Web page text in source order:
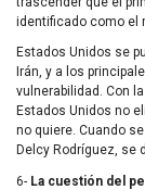
identificado como el
Estados Unidos se
Irán, y a los
vulnerabilidad. Con
Estados Unidos no
no quiere. Cuando
Delcy Rodríguez, se
6- La cuestión del